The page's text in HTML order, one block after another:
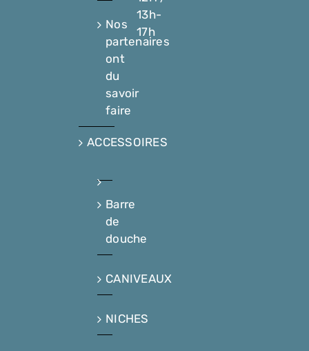
Nos
partenaires
ont
du
savoir
faire
ACCESSOIRES
Barre
de
douche
CANIVEAUX
NICHES
13h-
17h